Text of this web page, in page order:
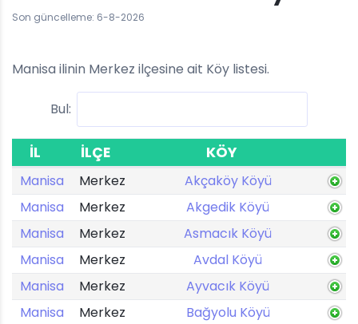
Son güncelleme: 6-8-2026
Manisa ilinin Merkez ilçesine ait Köy listesi.
Bul:
İL İLÇE KÖY
Manisa Merkez
Akçaköy Köyü
Manisa
Merkez
Akgedik Köyü
Manisa
Merkez
Asmacık Köyü
Manisa
Merkez
Avdal Köyü
Manisa
Merkez
Ayvacık Köyü
Manisa
Merkez
Bağyolu Köyü